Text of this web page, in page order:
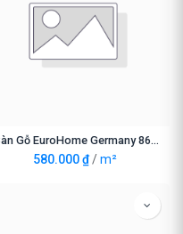
Sàn Gỗ EuroHome Germany 8634-12mm
580.000₫ /m²